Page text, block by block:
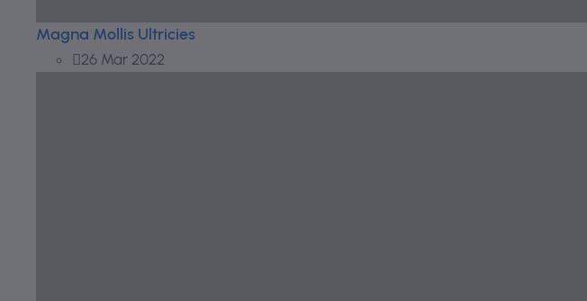
Magna Mollis Ultricies
26 Mar 2022